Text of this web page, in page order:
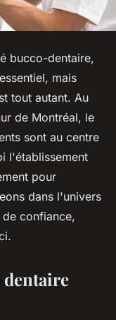
bucco-dentaire,
mais
tout autant. Au
de Montréal, le
sont au centre
l'établissement
pour
dans l'univers
confiance,
dentaire